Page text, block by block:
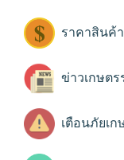
ราคาสินค้
ข่าวเกษตร
เตือนภัยเก